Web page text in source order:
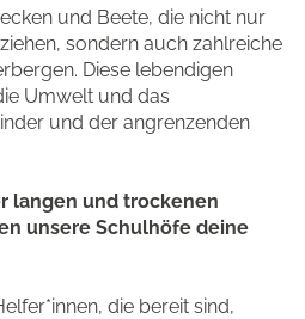
und Beete, die nicht nur
sondern auch zahlreiche
Diese lebendigen
Umwelt und das
und der angrenzenden
langen und trockenen
unsere Schulhöfe deine
die bereit sind,